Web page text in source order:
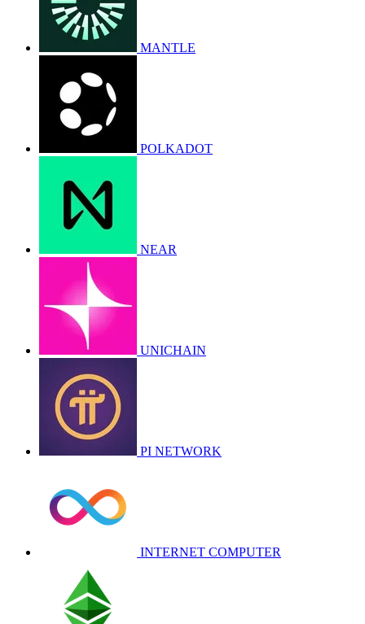
MANTLE
POLKADOT
NEAR
UNICHAIN
PI NETWORK
INTERNET COMPUTER